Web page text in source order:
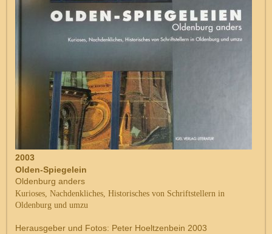
2003
Olden-Spiegelein
Oldenburg anders
Kurioses, Nachdenkliches, Historisches von Schriftstellern in
Oldenburg und umzu
Herausgeber und Fotos: Peter Hoeltzenbein 2003